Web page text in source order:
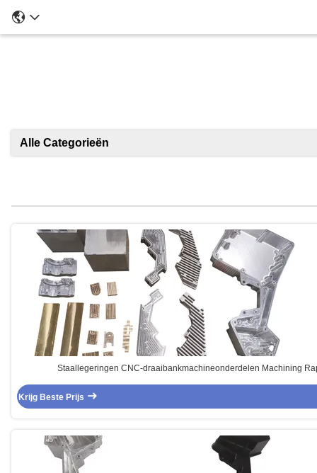
Alle Categorieën
Staallegeringen CNC-draaibankmachineonderdelen Machining
Krijg Beste Prijs